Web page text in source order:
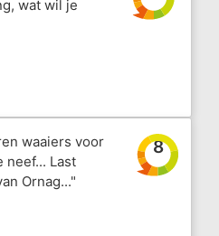
wat wil je
waaiers voor
neef... Last
Ornag..."
8